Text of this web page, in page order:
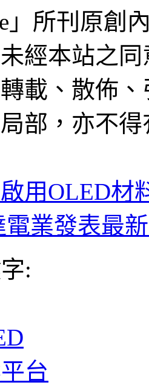
」所刊原創
經本站之
載、散佈
部，亦不
用OLED材
電業發表最
:
台